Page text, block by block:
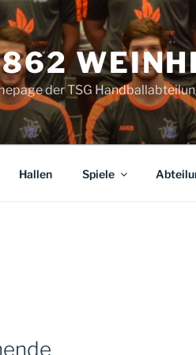
der TSG
Hallen Spiele